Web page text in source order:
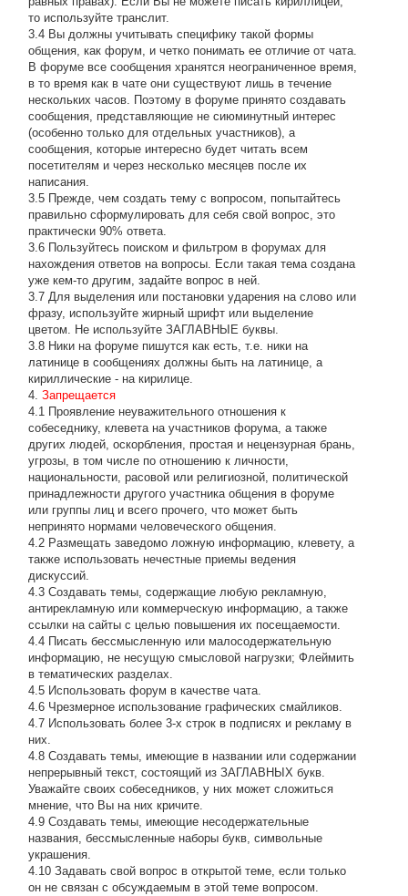
то используйте транслит.
3.4 Вы должны учитывать специфику такой формы
общения, как форум, и четко понимать ее отличие от чата.
В форуме все сообщения хранятся неограниченное время,
в то время как в чате они существуют лишь в течение
нескольких часов. Поэтому в форуме принято создавать
сообщения, представляющие не сиюминутный интерес
(особенно только для отдельных участников), а
сообщения, которые интересно будет читать всем
посетителям и через несколько месяцев после их
написания.
3.5 Прежде, чем создать тему с вопросом, попытайтесь
правильно сформулировать для себя свой вопрос, это
практически 90% ответа.
3.6 Пользуйтесь поиском и фильтром в форумах для
нахождения ответов на вопросы. Если такая тема создана
уже кем-то другим, задайте вопрос в ней.
3.7 Для выделения или постановки ударения на слово или
фразу, используйте жирный шрифт или выделение
цветом. Не используйте ЗАГЛАВНЫЕ буквы.
3.8 Ники на форуме пишутся как есть, т.е. ники на
латинице в сообщениях должны быть на латинице, а
кириллические - на кирилице.
4.Запрещается
4.1 Проявление неуважительного отношения к
собеседнику, клевета на участников форума, а также
других людей, оскорбления, простая и нецензурная брань,
угрозы, в том числе по отношению к личности,
национальности, расовой или религиозной, политической
принадлежности другого участника общения в форуме
или группы лиц и всего прочего, что может быть
непринято нормами человеческого общения.
4.2 Размещать заведомо ложную информацию, клевету, а
также использовать нечестные приемы ведения
дискуссий.
4.3 Создавать темы, содержащие любую рекламную,
антирекламную или коммерческую информацию, а также
ссылки на сайты с целью повышения их посещаемости.
4.4 Писать бессмысленнyю или малосодеpжательнyю
инфоpмацию, не несущую смысловой нагрузки; Флеймить
в тематических разделах.
4.5 Использовать форум в качестве чата.
4.6 Чрезмерное использование графических смайликов.
4.7 Использовать более 3-х строк в подписях и рекламу в
них.
4.8 Создавать темы, имеющие в названии или содержании
непрерывный текст, состоящий из ЗАГЛАВНЫХ букв.
Уважайте своих собеседников, у них может сложиться
мнение, что Вы на них кричите.
4.9 Создавать темы, имеющие несодержательные
названия, бессмысленные наборы букв, символьные
украшения.
4.10 Задавать свой вопрос в открытой теме, если только
он не связан с обсуждаемым в этой теме вопросом.